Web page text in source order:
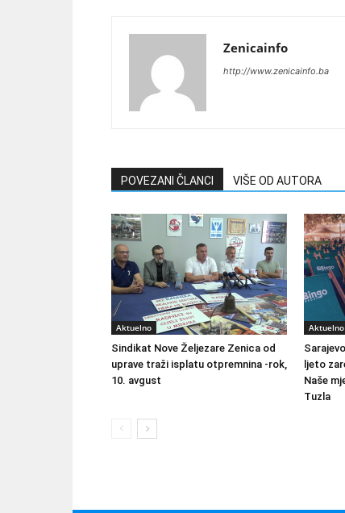
Zenicainfo
http://www.zenicainfo.ba
POVEZANI ČLANCI VIŠE OD AUTORA
Aktuelno
Sindikat Nove Željezare Zenica od
uprave traži isplatu otpremnina -rok,
10. avgust
Aktuelno
ljeto
Naše
Tuzla